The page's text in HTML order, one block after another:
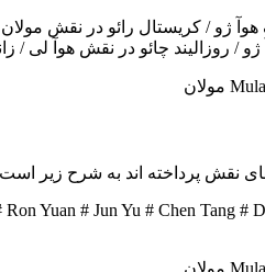
هوآ ژو / کریستال رائو در نقش
/ روزالیند چائو در نقش هوآ لی /
نقش پرداخته اند به شرح زیر
Yuan # Jun Yu # Chen Tang #